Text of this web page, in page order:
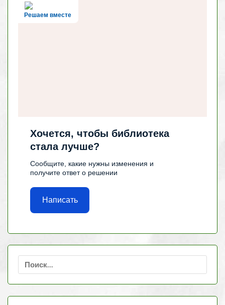
Решаем вместе
Хочется, чтобы библиотека
стала лучше?
Сообщите, какие нужны изменения и
получите ответ о решении
Написать
Найти: